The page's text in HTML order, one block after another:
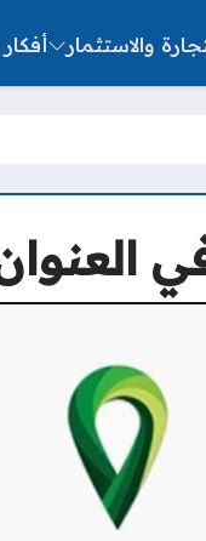
والاستثمار